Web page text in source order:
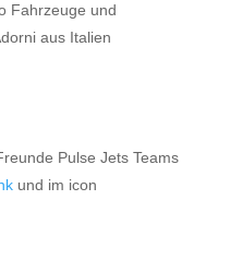
Fahrzeuge und
aus Italien
Pulse Jets Teams
und im icon